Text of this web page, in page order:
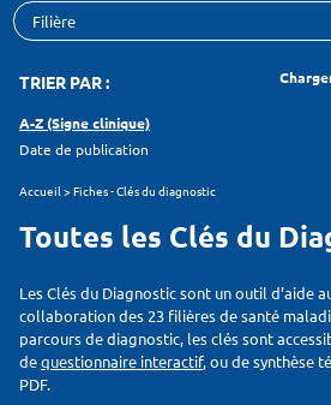
TRIER PAR :
A-Z (Signe clinique)
Date de publication
Accueil >Fiches - Clés du diagnostic
Toutes les Clés du
Les Clés du Diagnostic sont un outil d’aide
collaboration des 23 filières de santé
parcours de diagnostic, les clés sont
dequestionnaire interactif, ou de synthèse
PDF.